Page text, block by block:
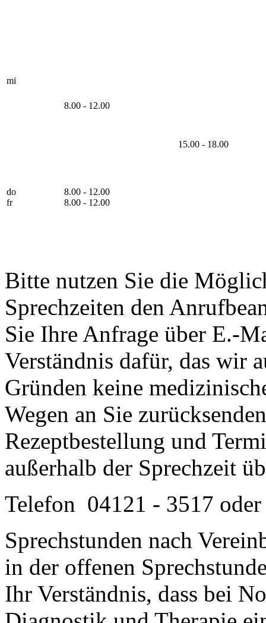
mi
8.00 - 12.00
do
fr
8.00 - 12.00
8.00 - 12.00
15.00 - 18.00
Bitte nutzen Sie die
Sprechzeiten den
Sie Ihre Anfrage über E.-
Verständnis dafür, das wir
Gründen keine
Wegen an Sie
Rezeptbestellung und
außerhalb der Sprechzeit
Telefon 04121 - 3517
Sprechstunden nach
in der offenen
Ihr Verständnis, dass bei